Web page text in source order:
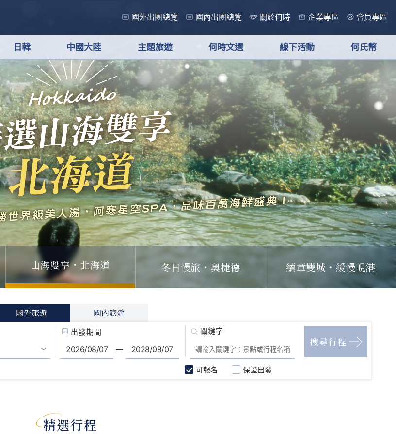
國外出團總覽 國內出團總覽 關於何時 企業專區 會員專區
日韓 中國大陸 主題旅遊 何時文選 線下活動 何氏幣
山海雙享・北海道 冬日慢旅・奧捷德 續章雙城・緩慢峴港
國外旅遊 國內旅遊
出發期間
可報名 保證出發
精選行程